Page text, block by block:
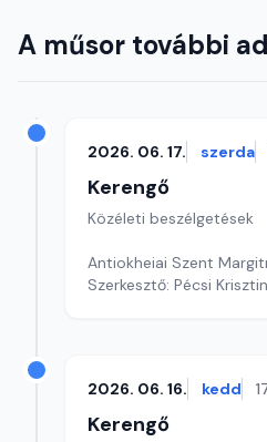
A műsor további
2026. 06. 17. szerda
Kerengő
Közéleti beszélgetések
Szerkesztő: Pécsi
2026. 06. 16. kedd
Kerengő